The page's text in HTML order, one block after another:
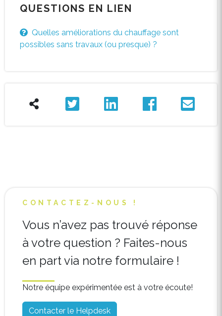
QUESTIONS EN LIEN
Quelles améliorations du chauffage sont
possibles sans travaux (ou presque) ?
CONTACTEZ-NOUS !
Vous n’avez pas trouvé réponse
à votre question ? Faites-nous
en part via notre formulaire !
Notre équipe expérimentée est à votre écoute!
Contacter le Helpdesk